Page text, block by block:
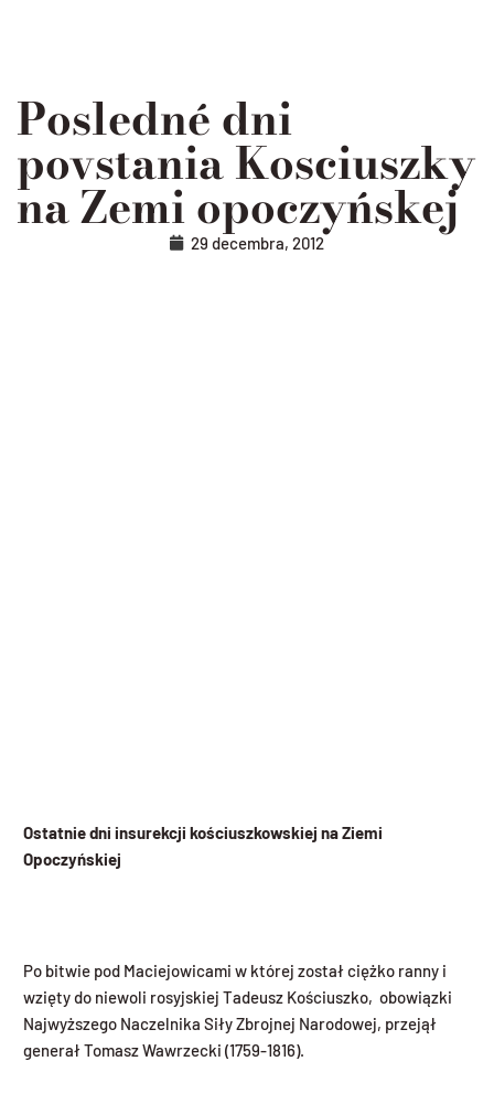
Posledné dni
povstania Kosciuszky
na Zemi opoczyńskej
29 decembra, 2012
Ostatnie dni insurekcji kościuszkowskiej na Ziemi
Opoczyńskiej
Po bitwie pod Maciejowicami w której został ciężko ranny i
wzięty do niewoli rosyjskiej Tadeusz Kościuszko, obowiązki
Najwyższego Naczelnika Siły Zbrojnej Narodowej, przejął
generał Tomasz Wawrzecki (1759-1816).